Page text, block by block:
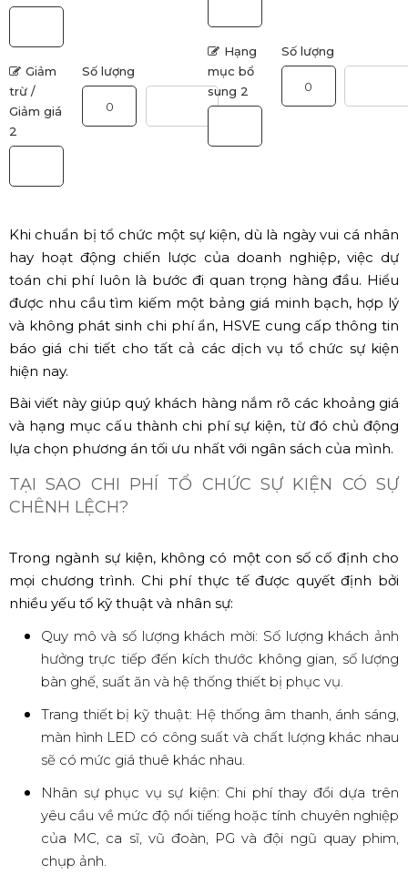
Giảm
trừ /
Giảm giá
2
Số lượng
Hạng
mục bổ
sung 2
Số lượng
Khi chuẩn bị tổ chức một sự kiện, dù là ngày vui cá nhân
hay hoạt động chiến lược của doanh nghiệp, việc dự
toán chi phí luôn là bước đi quan trọng hàng đầu. Hiểu
được nhu cầu tìm kiếm một bảng giá minh bạch, hợp lý
và không phát sinh chi phí ẩn, HSVE cung cấp thông tin
báo giá chi tiết cho tất cả các dịch vụ tổ chức sự kiện
hiện nay.
Bài viết này giúp quý khách hàng nắm rõ các khoảng giá
và hạng mục cấu thành chi phí sự kiện, từ đó chủ động
lựa chọn phương án tối ưu nhất với ngân sách của mình.
TẠI SAO CHI PHÍ TỔ CHỨC SỰ KIỆN CÓ SỰ
CHÊNH LỆCH?
Trong ngành sự kiện, không có một con số cố định cho
mọi chương trình. Chi phí thực tế được quyết định bởi
nhiều yếu tố kỹ thuật và nhân sự:
Quy mô và số lượng khách mời: Số lượng khách ảnh
hưởng trực tiếp đến kích thước không gian, số lượng
bàn ghế, suất ăn và hệ thống thiết bị phục vụ.
Trang thiết bị kỹ thuật: Hệ thống âm thanh, ánh sáng,
màn hình LED có công suất và chất lượng khác nhau
sẽ có mức giá thuê khác nhau.
Nhân sự phục vụ sự kiện: Chi phí thay đổi dựa trên
yêu cầu về mức độ nổi tiếng hoặc tính chuyên nghiệp
của MC, ca sĩ, vũ đoàn, PG và đội ngũ quay phim,
chụp ảnh.